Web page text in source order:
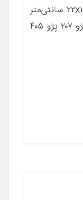
معرفی محصول جزئیات محصول ابعاد ۲۲x۱۲x۵ سانتی‌متر
جنس ویسکوز مناسب برای خودرو پژو ۲۰۶ پژو ۲۰۷ پژو ۴۰۵